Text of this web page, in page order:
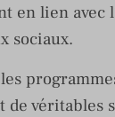
en lien avec
sociaux.
de véritables